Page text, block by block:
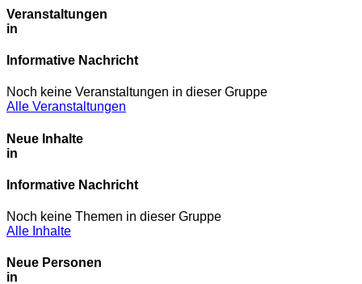
Veranstaltungen
in
Informative Nachricht
Noch keine Veranstaltungen in dieser Gruppe
Alle Veranstaltungen
Neue Inhalte
in
Informative Nachricht
Noch keine Themen in dieser Gruppe
Alle Inhalte
Neue Personen
in